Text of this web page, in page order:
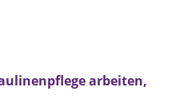
arbeiten,